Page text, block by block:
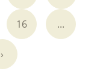
16 ...
›